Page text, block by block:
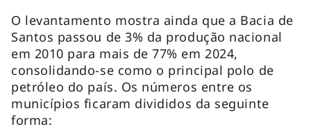
O levantamento mostra ainda que a Bacia de
Santos passou de 3% da produção nacional
em 2010 para mais de 77% em 2024,
consolidando-se como o principal polo de
petróleo do país. Os números entre os
municípios ficaram divididos da seguinte
forma: